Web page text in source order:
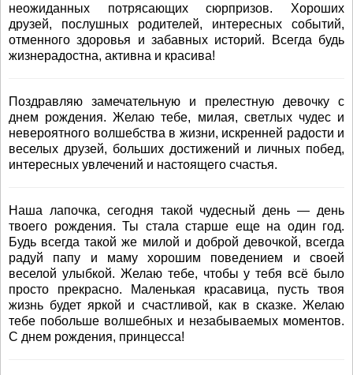
неожиданных потрясающих сюрпризов. Хороших
друзей, послушных родителей, интересных событий,
отменного здоровья и забавных историй. Всегда будь
жизнерадостна, активна и красива!
Поздравляю замечательную и прелестную девочку с
днем рождения. Желаю тебе, милая, светлых чудес и
невероятного волшебства в жизни, искренней радости и
веселых друзей, больших достижений и личных побед,
интересных увлечений и настоящего счастья.
Наша лапочка, сегодня такой чудесный день — день
твоего рождения. Ты стала старше еще на один год.
Будь всегда такой же милой и доброй девочкой, всегда
радуй папу и маму хорошим поведением и своей
веселой улыбкой. Желаю тебе, чтобы у тебя всё было
просто прекрасно. Маленькая красавица, пусть твоя
жизнь будет яркой и счастливой, как в сказке. Желаю
тебе побольше волшебных и незабываемых моментов.
С днем рождения, принцесса!